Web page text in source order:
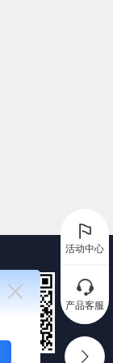
活动中心
产品客服
顶部